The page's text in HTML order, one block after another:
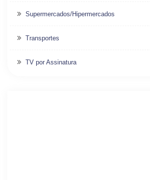
Supermercados/Hipermercados
Transportes
TV por Assinatura